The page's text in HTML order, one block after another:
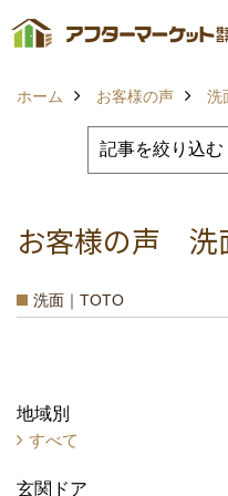
ホーム お客様の声 洗
お客様の声 洗
洗面｜TOTO
地域別
すべて
玄関ドア